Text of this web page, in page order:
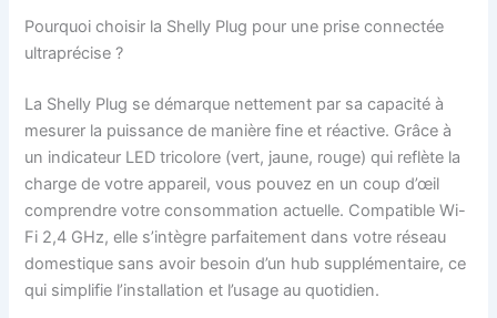
Pourquoi choisir la Shelly Plug pour une prise connectée
ultraprécise ?
La Shelly Plug se démarque nettement par sa capacité à
mesurer la puissance de manière fine et réactive. Grâce à
un indicateur LED tricolore (vert, jaune, rouge) qui reflète la
charge de votre appareil, vous pouvez en un coup d’œil
comprendre votre consommation actuelle. Compatible Wi-
Fi 2,4 GHz, elle s’intègre parfaitement dans votre réseau
domestique sans avoir besoin d’un hub supplémentaire, ce
qui simplifie l’installation et l’usage au quotidien.